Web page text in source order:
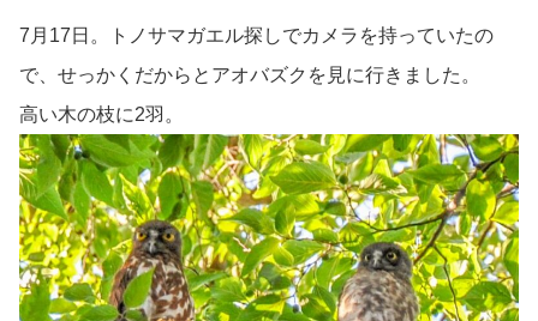
7月17日。トノサマガエル探しでカメラを持っていたの
で、せっかくだからとアオバズクを見に行きました。
高い木の枝に2羽。